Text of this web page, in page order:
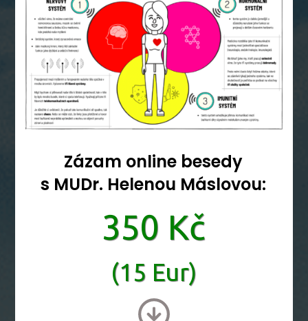
Zázam online besedy
s MUDr. Helenou Máslovou:
350 Kč
(15 Eur)